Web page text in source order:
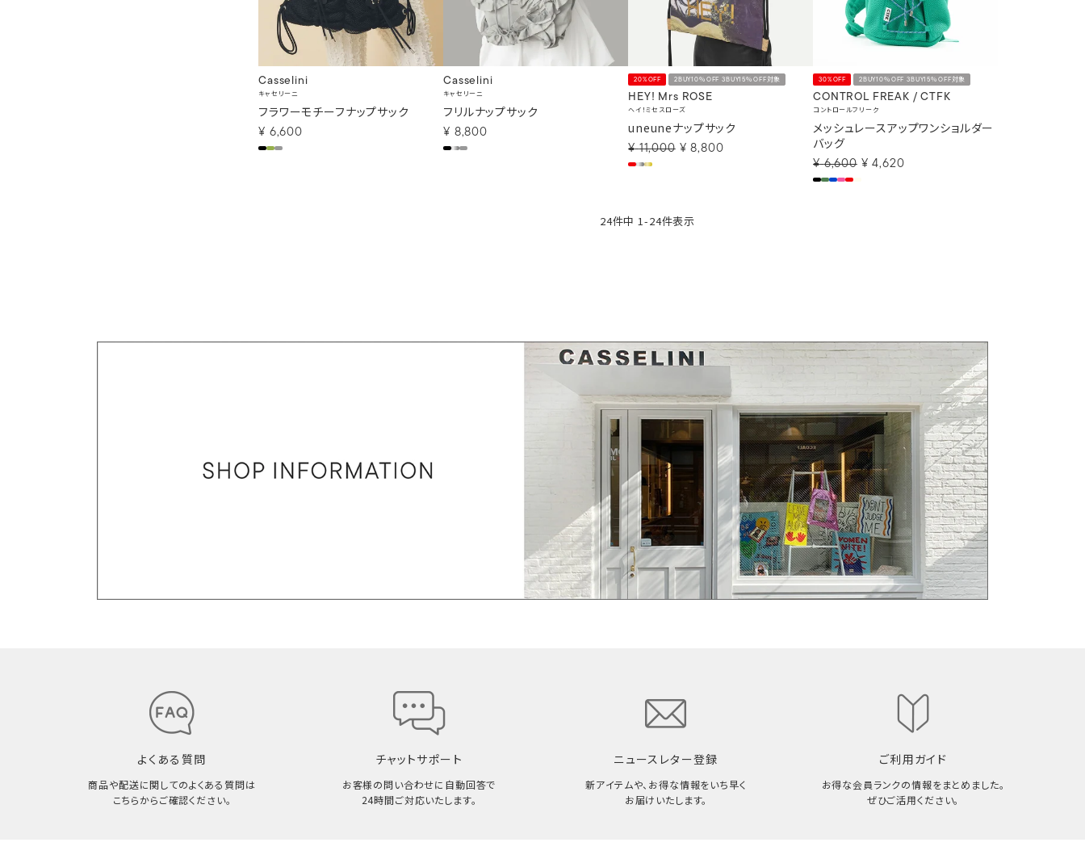
Casselini
キャセリーニ
フラワーモチーフナップサック
¥ 6,600
Casselini
キャセリーニ
フリルナップサック
¥ 8,800
20%OFF 2BUY10％OFF 3BUY15％OFF対象
HEY! Mrs ROSE
ヘイ！ミセスローズ
uneuneナップサック
¥ 11,000 ¥ 8,800
30%OFF 2BUY10％OFF 3BUY15％OFF対象
CONTROL FREAK / CTFK
コントロールフリーク
メッシュレースアップワンショルダー
バッグ
¥ 6,600 ¥ 4,620
24件中 1 -24件表示
よくある質問
商品や配送に関してのよくある質問は
こちらからご確認ください。
チャットサポート
お客様の問い合わせに自動回答で
24時間ご対応いたします。
ニュースレター登録
新アイテムや、お得な情報をいち早く
お届けいたします。
ご利用ガイド
お得な会員ランクの情報をまとめました。
ぜひご活用ください。